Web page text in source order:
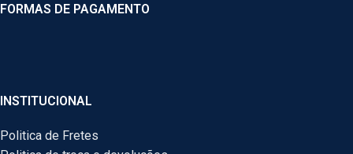
FORMAS DE PAGAMENTO
INSTITUCIONAL
Politica de Fretes